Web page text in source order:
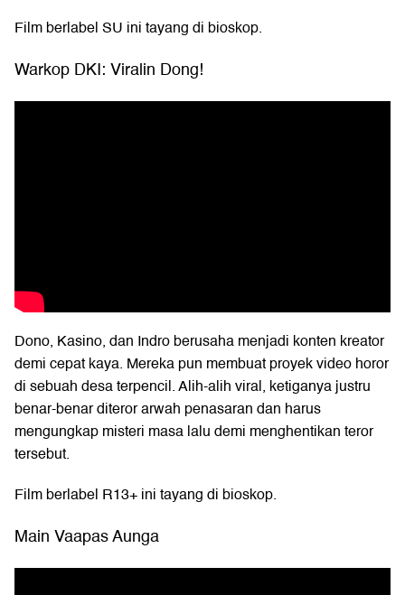
Film berlabel SU ini tayang di bioskop.
Warkop DKI: Viralin Dong!
Dono, Kasino, dan Indro berusaha menjadi konten kreator
demi cepat kaya. Mereka pun membuat proyek video horor
di sebuah desa terpencil. Alih-alih viral, ketiganya justru
benar-benar diteror arwah penasaran dan harus
mengungkap misteri masa lalu demi menghentikan teror
tersebut.
Film berlabel R13+ ini tayang di bioskop.
Main Vaapas Aunga